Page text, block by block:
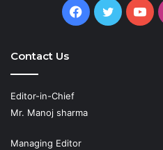
Facebook
Twitter
Contact Us
Editor-in-Chief
Mr. Manoj sharma
Managing Editor